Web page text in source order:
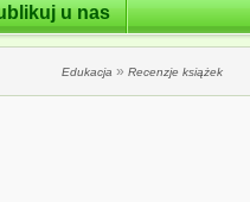
u nas
Edukacja » Recenzje książek